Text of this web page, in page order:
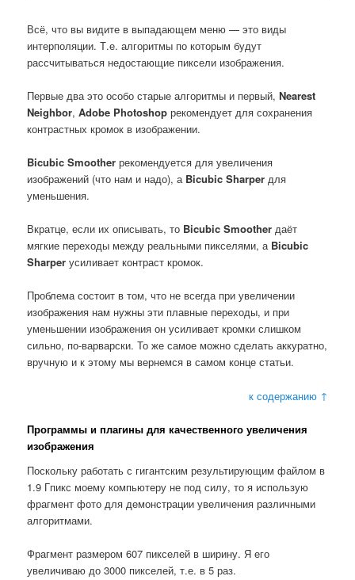
Всё, что вы видите в выпадающем меню — это виды
интерполяции. Т.е. алгоритмы по которым будут
рассчитываться недостающие пиксели изображения.
Первые два это особо старые алгоритмы и первый,Nearest
Neighbor,Adobe Photoshop рекомендует для сохранения
контрастных кромок в изображении.
Bicubic Smoother рекомендуется для увеличения
изображений (что нам и надо), а Bicubic Sharper для
уменьшения.
Вкратце, если их описывать, то Bicubic Smoother даёт
мягкие переходы между реальными пикселями, а Bicubic
Sharper усиливает контраст кромок.
Проблема состоит в том, что не всегда при увеличении
изображения нам нужны эти плавные переходы, и при
уменьшении изображения он усиливает кромки слишком
сильно, по-варварски. То же самое можно сделать аккуратно,
вручную и к этому мы вернемся в самом конце статьи.
к содержанию ↑
Программы и плагины для качественного увеличения
изображения
Поскольку работать с гигантским результирующим файлом в
1.9 Гпикс моему компьютеру не под силу, то я использую
фрагмент фото для демонстрации увеличения различными
алгоритмами.
Фрагмент размером 607 пикселей в ширину. Я его
увеличиваю до 3000 пикселей, т.е. в 5 раз.